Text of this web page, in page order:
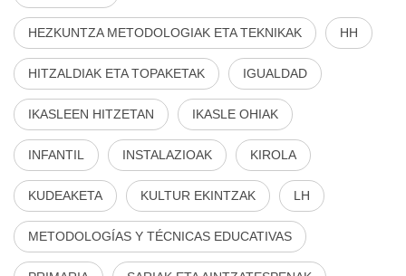
HEZKUNTZA METODOLOGIAK ETA TEKNIKAK HH
HITZALDIAK ETA TOPAKETAK IGUALDAD
IKASLEEN HITZETAN IKASLE OHIAK
INFANTIL INSTALAZIOAK KIROLA
KUDEAKETA KULTUR EKINTZAK LH
METODOLOGÍAS Y TÉCNICAS EDUCATIVAS